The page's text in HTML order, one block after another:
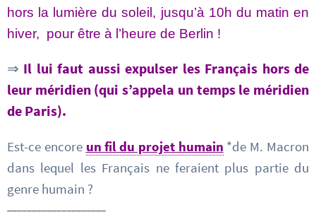
hors la lumière du soleil, jusqu’à 10h du matin en
hiver, pour être à l’heure de Berlin !
⇒ Il lui faut aussi expulser les Français hors de
leur méridien (qui s’appela un temps le méridien
de Paris).
Est-ce encore un fil du projet humain *de M. Macron
dans lequel les Français ne feraient plus partie du
genre humain ?